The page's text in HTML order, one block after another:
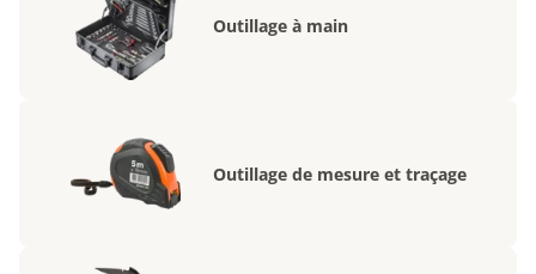
Outillage à main
Outillage de mesure et traçage